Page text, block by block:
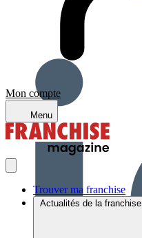
Mon compte
Menu
Trouver ma franchise
Actualités de la franchise